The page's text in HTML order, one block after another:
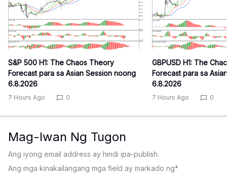
S&P 500 H1: The Chaos Theory
Forecast para sa Asian Session noong
6.8.2026
7 Hours Ago 0
GBPUSD H1: The
Forecast para sa
6.8.2026
7 Hours Ago 0
Mag-Iwan Ng Tugon
Ang iyong email address ay hindi ipa-publish.
Ang mga kinakailangang mga field ay markado ng*